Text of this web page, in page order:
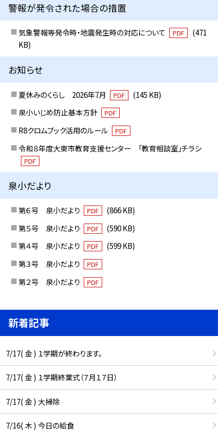
警報が発令された場合の措置
気象警報等発令時・地震発生時の対応について PDF
(471
KB)
お知らせ
夏休みのくらし 2026年7月 PDF
(145 KB)
泉小いじめ防止基本方針
PDF
R8クロムブック活用のルール PDF
令和８年度大東市教育支援センター 「教育相談室」チラシ
PDF
泉小だより
第６号 泉小だより PDF
(866 KB)
第５号 泉小だより
PDF
(590 KB)
第４号 泉小だより
PDF
(599 KB)
第３号 泉小だより
PDF
第２号 泉小だより PDF
新着記事
7/17( 金 ) １学期が終わります。
7/17( 金 ) １学期終業式（７月１７日）
7/17( 金 ) 大掃除
7/16( 木 ) 今日の給食